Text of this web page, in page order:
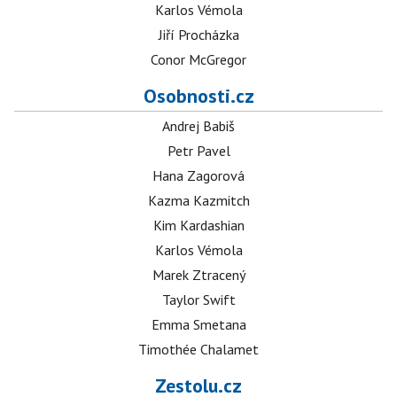
Karlos Vémola
Jiří Procházka
Conor McGregor
Osobnosti.cz
Andrej Babiš
Petr Pavel
Hana Zagorová
Kazma Kazmitch
Kim Kardashian
Karlos Vémola
Marek Ztracený
Taylor Swift
Emma Smetana
Timothée Chalamet
Zestolu.cz